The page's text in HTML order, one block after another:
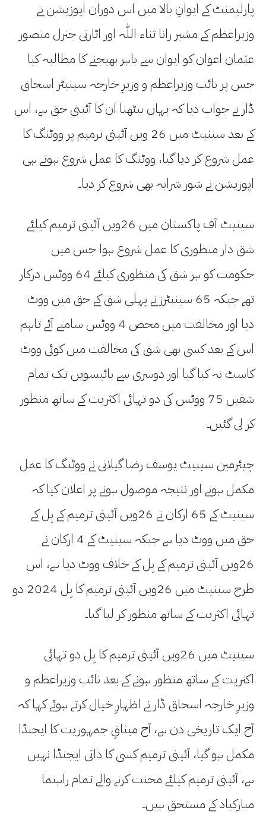
پارلیمنٹ کے ایوانِ بالا میں اس دوران اپوزیشن نے
وزیراعظم کے مشیر رانا ثناء اللّٰہ اور اٹارنی جنرل منصور
عثمان اعوان کو ایوان سے باہر بھیجنے کا مطالبہ کیا
جس پر نائب وزیراعظم و وزیرِ خارجہ سینیٹر اسحاق
ڈار نے جواب دیا کہ یہاں بیٹھنا ان کا آئینی حق ہے، اس
کے بعد سینیٹ میں 26 ویں آئینی ترمیم پر ووٹنگ کا
عمل شروع کر دیا گیا، ووٹنگ کا عمل شروع ہوتے ہی
اپوزیشن نے شور شرابہ بھی شروع کر دیا۔
سینیٹ آف پاکستان میں 26ویں آئینی ترمیم کیلئے
شق دار منظوری کا عمل شروع ہوا جس میں
حکومت کو ہر شق کی منظوری کیلئے 64 ووٹس درکار
تھے جبکہ 65 سینیٹرز نے پہلی شق کے حق میں ووٹ
دیا اور مخالفت میں محض 4 ووٹس سامنے آئے تاہم
اس کے بعد کسی بھی شق کی مخالفت میں کوئی ووٹ
کاسٹ نہ کیا گیا اور دوسری سے بائیسویں تک تمام
شقیں 75 ووٹس کی دو تہائی اکثریت کے ساتھ منظور
کر لی گئیں۔
چیئرمین سینیٹ یوسف رضا گیلانی نے ووٹنگ کا عمل
مکمل ہونے اور نتیجہ موصول ہونے پر اعلان کیا کہ
سینیٹ کے 65 ارکان نے 26ویں آئینی ترمیم کے بِل کے
حق میں ووٹ دیا ہے جبکہ سینیٹ کے 4 ارکان نے
26ویں آئینی ترمیم کے بِل کے خلاف ووٹ دیا ہے، اس
طرح سینیٹ میں 26ویں آئینی ترمیم کا بِل 2024 دو
تہائی اکثریت کے ساتھ منظور کر لیا گیا۔
سینیٹ میں 26ویں آئینی ترمیم کا بِل دو تہائی
اکثریت کے ساتھ منظور ہونے کے بعد نائب وزیراعظم و
وزیرِ خارجہ اسحاق ڈار نے اظہارِ خیال کرتے ہوئے کہا کہ
آج ایک تاریخی دن ہے، آج میثاقِ جمہوریت کا ایجنڈا
مکمل ہو گیا، آئینی ترمیم کسی کا ذاتی ایجنڈا نہیں
ہے، آئینی ترمیم کیلئے محنت کرنے والے تمام راہنما
مبارکباد کے مستحق ہیں۔